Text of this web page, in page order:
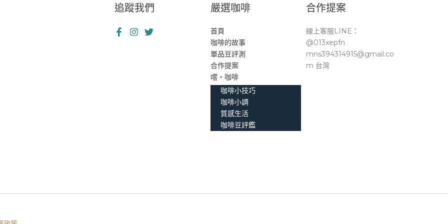
追蹤我們 嚴選咖啡
首頁
咖啡的故事
單品豆評測
合作提案
嚐。咖啡
咖啡小技巧
咖啡小調
質感生活
咖啡豆評鑑
合作提案
線上客服LINE：
@013xepfn
mns394314915@gmail.co
m 台灣